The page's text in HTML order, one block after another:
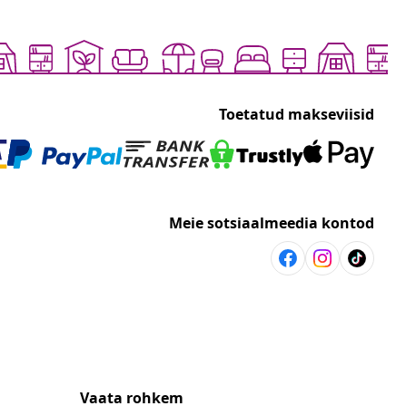
Toetatud makseviisid
Meie sotsiaalmeedia kontod
Vaata rohkem